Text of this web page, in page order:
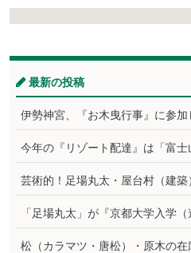
最新の投稿
伊勢神宮、『お木曳行事』に参加
今年の『リゾート配達』は「富士
芸術的！足場丸太・屋台村（建
「足場丸太」が『京都大学入
松（カラマツ・唐松）・原木の